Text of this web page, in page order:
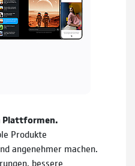
Plattformen.
Produkte
angenehmer machen.
bessere